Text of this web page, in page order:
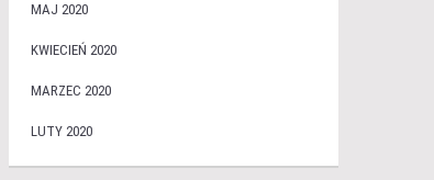
MAJ 2020
KWIECIEŃ 2020
MARZEC 2020
LUTY 2020